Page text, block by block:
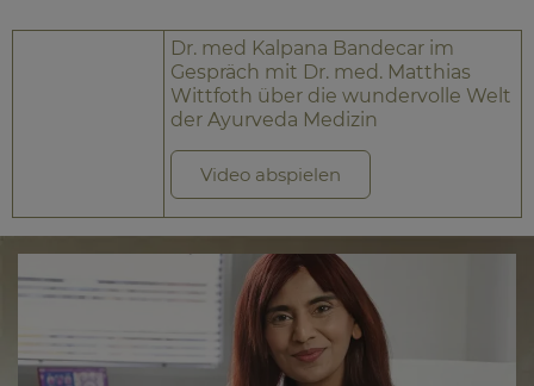
Dr. med Kalpana Bandecar im
Gespräch mit Dr. med. Matthias
Wittfoth über die wundervolle Welt
der Ayurveda Medizin
Video abspielen